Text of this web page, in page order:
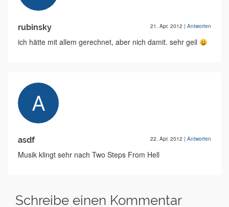
rubinsky 21. Apr. 2012 | Antworten
ich hätte mit allem gerechnet, aber nich damit. sehr geil
asdf 22. Apr. 2012 | Antworten
Musik klingt sehr nach Two Steps From Hell
Schreibe einen Kommentar